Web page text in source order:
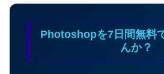
Photoshopを7日間無料
んか？